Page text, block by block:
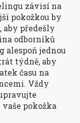
závisí na
pokožkou by
aby předešly
odborníků
alespoň jednou
týdně, aby
času na
Vždy
pokožka